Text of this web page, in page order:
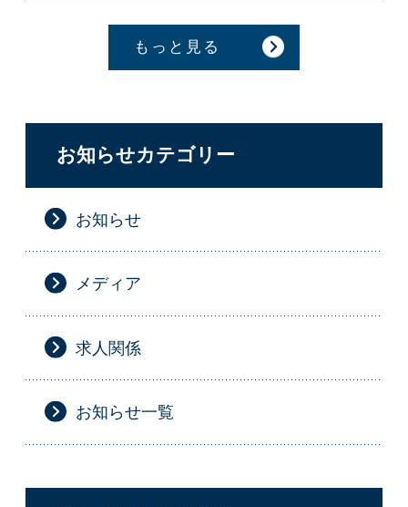
もっと見る
お知らせカテゴリー
お知らせ
メディア
求人関係
お知らせ一覧